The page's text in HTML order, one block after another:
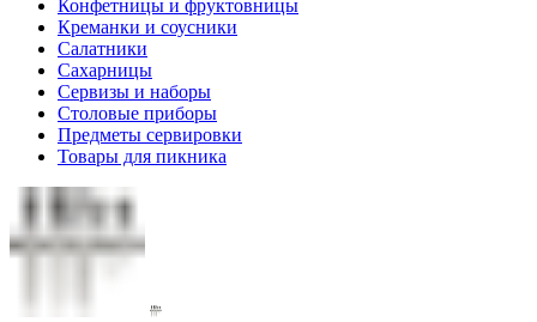
Конфетницы и фруктовницы
Креманки и соусники
Салатники
Сахарницы
Сервизы и наборы
Столовые приборы
Предметы сервировки
Товары для пикника